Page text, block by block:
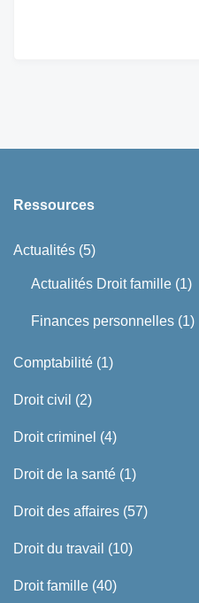
Ressources
Actualités (5)
Actualités Droit famille (1)
Finances personnelles (1)
Comptabilité (1)
Droit civil (2)
Droit criminel (4)
Droit de la santé (1)
Droit des affaires (57)
Droit du travail (10)
Droit famille (40)